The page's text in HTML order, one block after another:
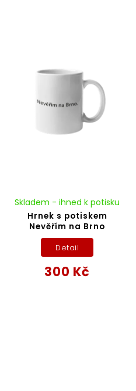
Hrnek s potiskem
Nevěřím na Brno
Skladem - ihned k potisku
300 Kč
Detail